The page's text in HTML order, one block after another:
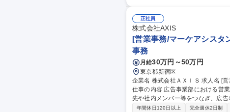
日と働きやすい環境/正社員登用有
正社員
株式会社AXIS
[営業事務/マーケアシスタ
事務
月給30万円～50万円
東京都新宿区
企業名 株式会社ＡＸＩＳ 求人名 [営業事務/マーケアシスタント]ただの事務×/Webマーケの最前線でスキルを磨く
仕事の内容 広告事業部における営
先や社内メンバー等をつなぎ、広告事業の収益最
に必要な各種準備、アカウント情
年間休日120日以上 完全週休2日制